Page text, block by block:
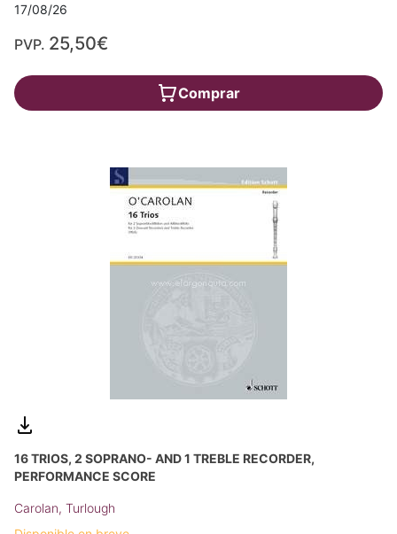
17/08/26
PVP. 25,50€
Comprar
16 TRIOS, 2 SOPRANO- AND 1 TREBLE RECORDER,
PERFORMANCE SCORE
Carolan, Turlough